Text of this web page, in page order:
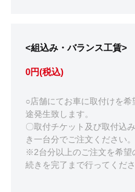
<組込み・バランス工賃>
0円(税込)
○店舗にてお車に取付けを
途発生致します。
〇取付チケット及び取付込
き一台分でご注文ください。
※2台分以上のご注文を希望
続きを完了まで行ってくださ